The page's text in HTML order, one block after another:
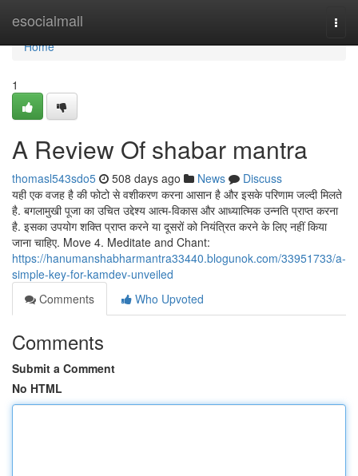
esocialmall
Home
Home
1
A Review Of shabar mantra
thomasl543sdo5 508 days ago News
Discuss
यही एक वजह है की फोटो से वशीकरण करना आसान है और इसके परिणाम जल्दी मिलते
है. बगलामुखी पूजा का उचित उद्देश्य आत्म-विकास और आध्यात्मिक उन्नति प्राप्त करना
है. इसका उपयोग शक्ति प्राप्त करने या दूसरों को नियंत्रित करने के लिए नहीं किया
जाना चाहिए. Move 4. Meditate and Chant:
https://hanumanshabharmantra33440.blogunok.com/33951733/a-
simple-key-for-kamdev-unveiled
Comments
Who Upvoted
Comments
Submit a Comment
No HTML